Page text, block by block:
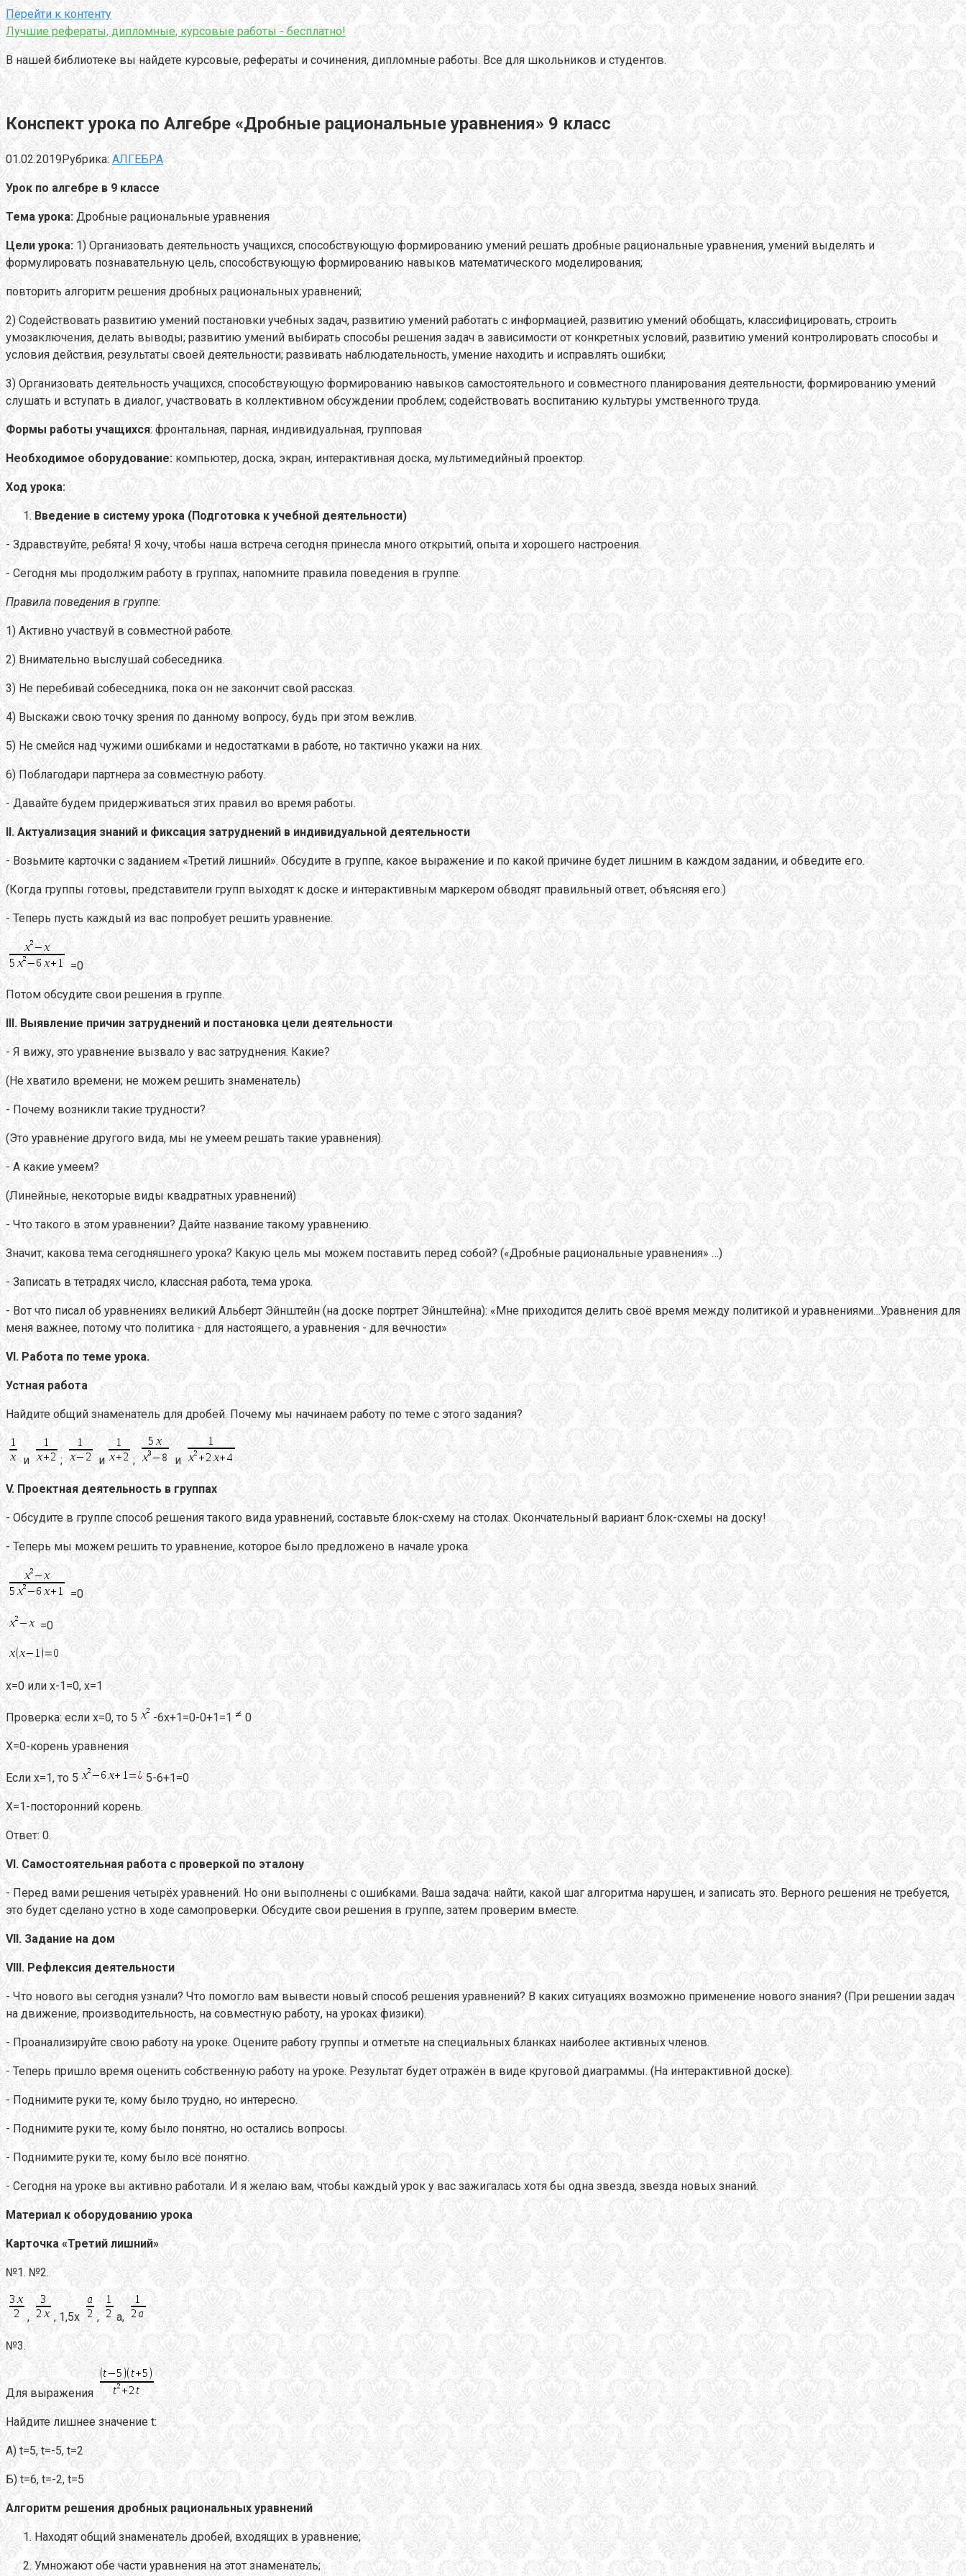
Перейти к контенту
Лучшие рефераты, дипломные, курсовые работы - бесплатно!
В нашей библиотеке вы найдете курсовые, рефераты и сочинения, дипломные работы. Все для школьников и студентов.
Конспект урока по Алгебре «Дробные рациональные уравнения» 9 класс
01.02.2019Рубрика: АЛГЕБРА
Урок по алгебре в 9 классе
Тема урока: Дробные рациональные уравнения
Цели урока: 1) Организовать деятельность учащихся, способствующую формированию умений решать дробные рациональные уравнения, умений выделять и
формулировать познавательную цель, способствующую формированию навыков математического моделирования;
повторить алгоритм решения дробных рациональных уравнений;
2) Содействовать развитию умений постановки учебных задач, развитию умений работать с информацией, развитию умений обобщать, классифицировать, строить
умозаключения, делать выводы; развитию умений выбирать способы решения задач в зависимости от конкретных условий, развитию умений контролировать способы и
условия действия, результаты своей деятельности; развивать наблюдательность, умение находить и исправлять ошибки;
3) Организовать деятельность учащихся, способствующую формированию навыков самостоятельного и совместного планирования деятельности, формированию умений
слушать и вступать в диалог, участвовать в коллективном обсуждении проблем; содействовать воспитанию культуры умственного труда.
Формы работы учащихся: фронтальная, парная, индивидуальная, групповая
Необходимое оборудование: компьютер, доска, экран, интерактивная доска, мультимедийный проектор.
Ход урока:
Введение в систему урока (Подготовка к учебной деятельности)
- Здравствуйте, ребята! Я хочу, чтобы наша встреча сегодня принесла много открытий, опыта и хорошего настроения.
- Сегодня мы продолжим работу в группах, напомните правила поведения в группе.
Правила поведения в группе:
1) Активно участвуй в совместной работе.
2) Внимательно выслушай собеседника.
3) Не перебивай собеседника, пока он не закончит свой рассказ.
4) Выскажи свою точку зрения по данному вопросу, будь при этом вежлив.
5) Не смейся над чужими ошибками и недостатками в работе, но тактично укажи на них.
6) Поблагодари партнера за совместную работу.
- Давайте будем придерживаться этих правил во время работы.
II. Актуализация знаний и фиксация затруднений в индивидуальной деятельности
- Возьмите карточки с заданием «Третий лишний». Обсудите в группе, какое выражение и по какой причине будет лишним в каждом задании, и обведите его.
(Когда группы готовы, представители групп выходят к доске и интерактивным маркером обводят правильный ответ, объясняя его.)
- Теперь пусть каждый из вас попробует решить уравнение:
=0
Потом обсудите свои решения в группе.
III. Выявление причин затруднений и постановка цели деятельности
- Я вижу, это уравнение вызвало у вас затруднения. Какие?
(Не хватило времени; не можем решить знаменатель)
- Почему возникли такие трудности?
(Это уравнение другого вида, мы не умеем решать такие уравнения).
- А какие умеем?
(Линейные, некоторые виды квадратных уравнений)
- Что такого в этом уравнении? Дайте название такому уравнению.
Значит, какова тема сегодняшнего урока? Какую цель мы можем поставить перед собой? («Дробные рациональные уравнения» …)
- Записать в тетрадях число, классная работа, тема урока.
- Вот что писал об уравнениях великий Альберт Эйнштейн (на доске портрет Эйнштейна): «Мне приходится делить своё время между политикой и уравнениями…Уравнения для
меня важнее, потому что политика - для настоящего, а уравнения - для вечности»
VI. Работа по теме урока.
Устная работа
Найдите общий знаменатель для дробей. Почему мы начинаем работу по теме с этого задания?
и ; и ; и
V. Проектная деятельность в группах
- Обсудите в группе способ решения такого вида уравнений, составьте блок-схему на столах. Окончательный вариант блок-схемы на доску!
- Теперь мы можем решить то уравнение, которое было предложено в начале урока.
=0
=0
х=0 или х-1=0, х=1
Проверка: если х=0, то 5 -6х+1=0-0+1=1 0
Х=0-корень уравнения
Если х=1, то 5 5-6+1=0
Х=1-посторонний корень.
Ответ: 0.
VI. Самостоятельная работа с проверкой по эталону
- Перед вами решения четырёх уравнений. Но они выполнены с ошибками. Ваша задача: найти, какой шаг алгоритма нарушен, и записать это. Верного решения не требуется,
это будет сделано устно в ходе самопроверки. Обсудите свои решения в группе, затем проверим вместе.
VII. Задание на дом
VIII. Рефлексия деятельности
- Что нового вы сегодня узнали? Что помогло вам вывести новый способ решения уравнений? В каких ситуациях возможно применение нового знания? (При решении задач
на движение, производительность, на совместную работу, на уроках физики).
- Проанализируйте свою работу на уроке. Оцените работу группы и отметьте на специальных бланках наиболее активных членов.
- Теперь пришло время оценить собственную работу на уроке. Результат будет отражён в виде круговой диаграммы. (На интерактивной доске).
- Поднимите руки те, кому было трудно, но интересно.
- Поднимите руки те, кому было понятно, но остались вопросы.
- Поднимите руки те, кому было всё понятно.
- Сегодня на уроке вы активно работали. И я желаю вам, чтобы каждый урок у вас зажигалась хотя бы одна звезда, звезда новых знаний.
Материал к оборудованию урока
Карточка «Третий лишний»
№1. №2.
, , 1,5х , а,
№3.
Для выражения
Найдите лишнее значение t:
А) t=5, t=-5, t=2
Б) t=6, t=-2, t=5
Алгоритм решения дробных рациональных уравнений
Находят общий знаменатель дробей, входящих в уравнение;
Умножают обе части уравнения на этот знаменатель;